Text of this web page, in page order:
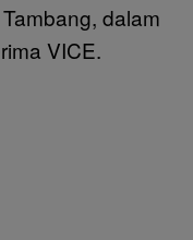
dalam
VICE.